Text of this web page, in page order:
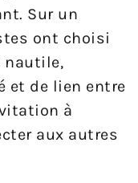
Sur un
ont choisi
nautile,
et de lien entre
à
aux autres